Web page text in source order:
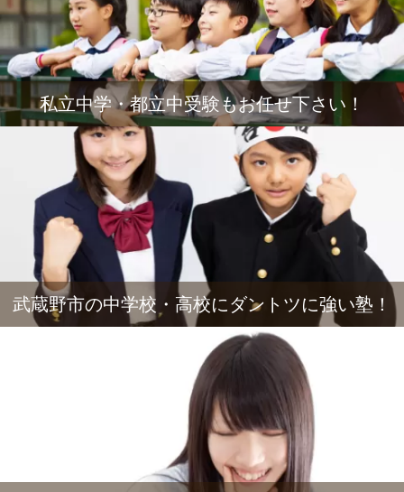
私立中学・都立中受験もお任せ下さい！
武蔵野市の中学校・高校にダントツに強い塾！